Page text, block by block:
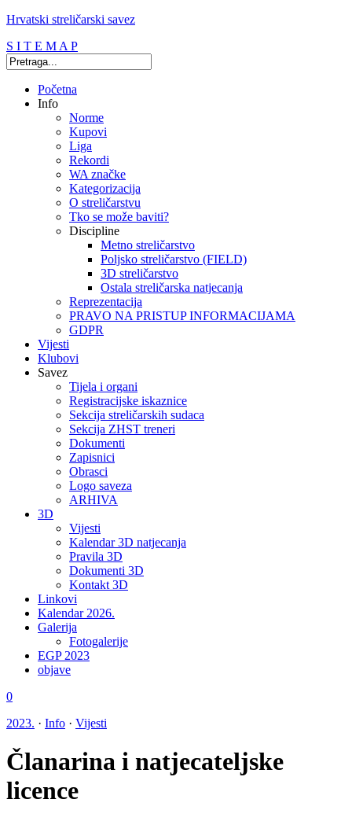
Hrvatski streličarski savez
S I T E M A P
Početna
Info
Norme
Kupovi
Liga
Rekordi
WA značke
Kategorizacija
O streličarstvu
Tko se može baviti?
Discipline
Metno streličarstvo
Poljsko streličarstvo (FIELD)
3D streličarstvo
Ostala streličarska natjecanja
Reprezentacija
PRAVO NA PRISTUP INFORMACIJAMA
GDPR
Vijesti
Klubovi
Savez
Tijela i organi
Registracijske iskaznice
Sekcija streličarskih sudaca
Sekcija ZHST treneri
Dokumenti
Zapisnici
Obrasci
Logo saveza
ARHIVA
3D
Vijesti
Kalendar 3D natjecanja
Pravila 3D
Dokumenti 3D
Kontakt 3D
Linkovi
Kalendar 2026.
Galerija
Fotogalerije
EGP 2023
objave
0
2023. · Info · Vijesti
Članarina i natjecateljske
licence